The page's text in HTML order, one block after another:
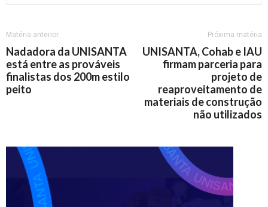
Matéria anterior
Nadadora da UNISANTA
está entre as prováveis
finalistas dos 200m estilo
peito
Próxima matéria
UNISANTA, Cohab e IAU
firmam parceria para
projeto de
reaproveitamento de
materiais de construção
não utilizados